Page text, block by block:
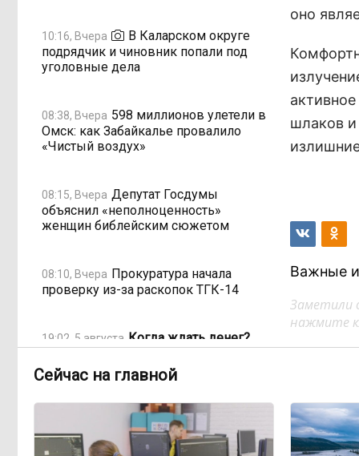
10:16, Вчера
В Каларском округе
подрядчик и чиновник попали под
уголовные дела
08:38, Вчера 598 миллионов улетели в
Омск: как Забайкалье провалило
«Чистый воздух»
08:15, Вчера Депутат Госдумы
объяснил «неполноценность»
женщин библейским сюжетом
08:10, Вчера Прокуратура начала
проверку из-за раскопок ТГК-14
19:02, 5 августа Когда ждать денег?
где бюджетники могут остаться без
выплат
17:30, 5 августа
«Их масштаб может
превысить весь наш опыт»: Осипов
оно
шлаков и
Важные
Заметили
нажмите
Сейчас на главной